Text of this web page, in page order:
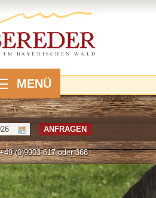
MENÜ
ANFRAGEN
(0)9903 617 oder 368